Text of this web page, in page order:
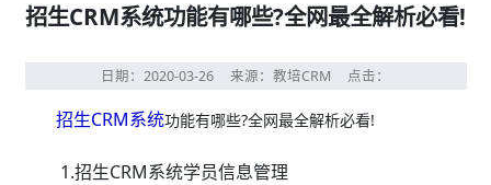
招生CRM系统功能有哪些?全网最全解析必看!
日期：2020-03-26 来源：教培CRM 点击：
招生CRM系统功能有哪些?全网最全解析必看!
1.招生CRM系统学员信息管理